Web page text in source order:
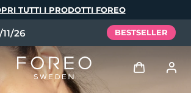
TUTTI I PRODOTTI FOREO
26 BESTSELLER